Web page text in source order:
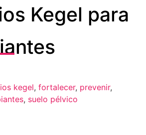
Kegel para
kegel, fortalecer, prevenir,
, suelo pélvico